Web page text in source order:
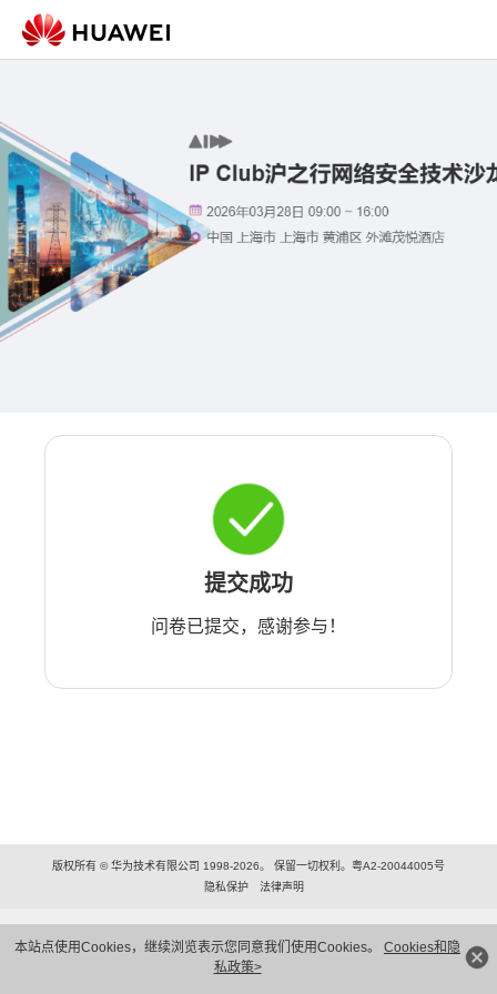
本站点使用Cookies，继续浏览表示您同意我们使用Cookies。 Cookies和隐
私政策>
提交成功
问卷已提交，感谢参与！
版权所有 © 华为技术有限公司 1998-2026。 保留一切权利。粤A2-20044005号
隐私保护
法律声明